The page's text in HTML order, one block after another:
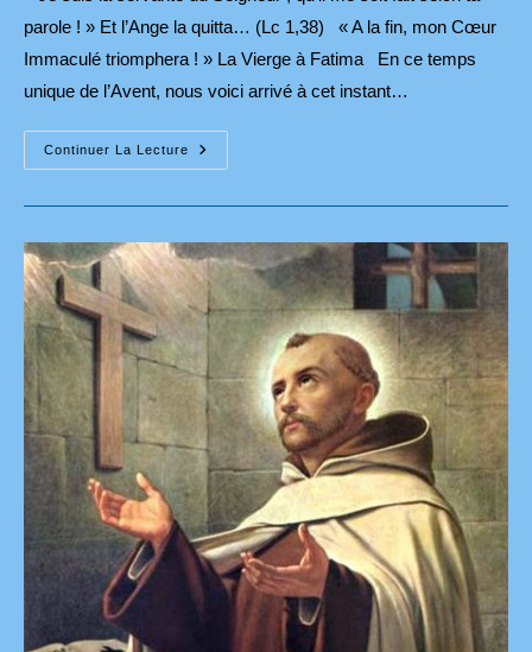
parole ! » Et l’Ange la quitta… (Lc 1,38) « A la fin, mon Cœur
Immaculé triomphera ! » La Vierge à Fatima En ce temps
unique de l’Avent, nous voici arrivé à cet instant…
Continuer La Lecture
Celui
Que
Le
Est
Caché
Dans
Le
Sein
De
Marie
!